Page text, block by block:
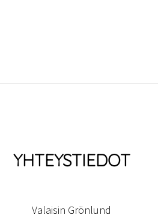
YHTEYSTIEDOT
Valaisin Grönlund